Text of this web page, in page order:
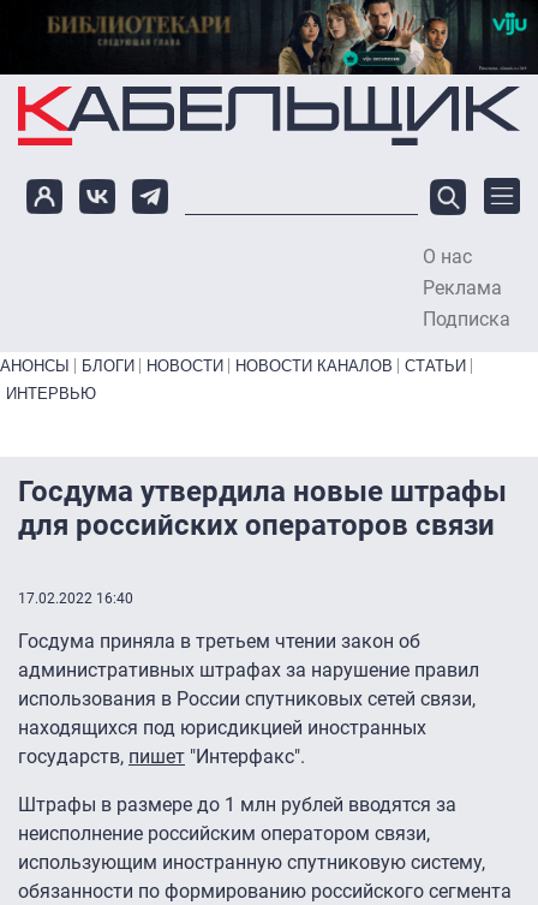
Перейти к основному содержанию
О нас
Реклама
Подписка
Primary links bottom
АНОНСЫ БЛОГИ НОВОСТИ НОВОСТИ КАНАЛОВ
СТАТЬИ
ИНТЕРВЬЮ
Госдума утвердила новые штрафы
для российских операторов связи
17.02.2022 16:40
Госдума приняла в третьем чтении закон об
административных штрафах за нарушение правил
использования в России спутниковых сетей связи,
находящихся под юрисдикцией иностранных
государств, пишет "Интерфакс".
Штрафы в размере до 1 млн рублей вводятся за
неисполнение российским оператором связи,
использующим иностранную спутниковую систему,
обязанности по формированию российского сегмента